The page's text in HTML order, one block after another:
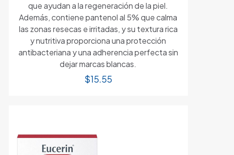
que ayudan a la regeneración de la piel.
Además, contiene pantenol al 5% que calma
las zonas resecas e irritadas, y su textura rica
y nutritiva proporciona una protección
antibacteriana y una adherencia perfecta sin
dejar marcas blancas.
$15.55